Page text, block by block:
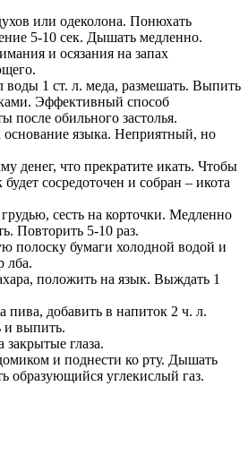
или одеколона. Понюхать
5-10 сек. Дышать медленно.
и осязания на запах
воды 1 ст. л. меда, размешать. Выпить
Эффективный способ
после обильного застолья.
языка. Неприятный, но
денег, что прекратите икать. Чтобы
сосредоточен и собран – икота
сесть на корточки. Медленно
Повторить 5-10 раз.
полоску бумаги холодной водой и
лба.
положить на язык. Выждать 1
пива, добавить в напиток 2 ч. л.
и выпить.
глаза.
и поднести ко рту. Дышать
образующийся углекислый газ.